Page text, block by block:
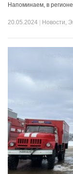
Напоминаем, в
20.05.2024 Новости,